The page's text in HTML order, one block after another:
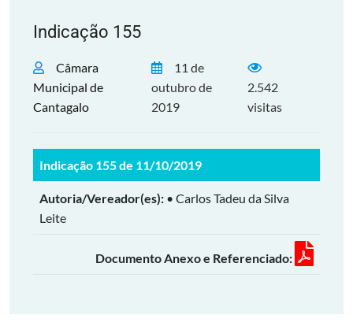
Indicação 155
Câmara
Municipal de
Cantagalo
11 de
outubro de
2019
2.542
visitas
Indicação 155 de 11/10/2019
Autoria/Vereador(es): • Carlos Tadeu da Silva
Leite
Documento Anexo e Referenciado: